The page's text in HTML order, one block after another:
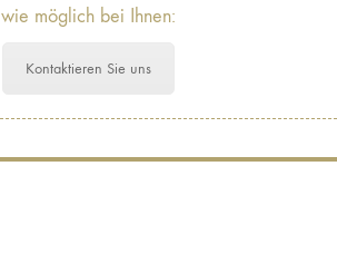
wie möglich bei Ihnen:
Kontaktieren Sie uns